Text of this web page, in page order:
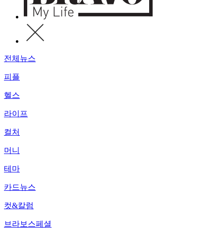
전체뉴스
피플
헬스
라이프
컬처
머니
테마
카드뉴스
컷&칼럼
브라보스페셜